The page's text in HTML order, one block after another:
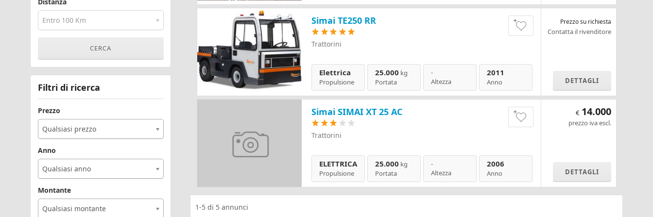
Simai TE250 RR
Trattorini
Elettrica
Propulsione
25.000 kg
Portata
-
Altezza
2011
Anno
Prezzo su richiesta
Contatta il rivenditore
DETTAGLI
Simai SIMAI XT 25 AC
Trattorini
ELETTRICA
Propulsione
25.000 kg
Portata
-
Altezza
2006
Anno
€ 14.000
prezzo iva escl.
DETTAGLI
1-5 di 5annunci
Entro 100 Km
Filtri di ricerca
Prezzo
Qualsiasi prezzo
Anno
Qualsiasi anno
Montante
Qualsiasi montante